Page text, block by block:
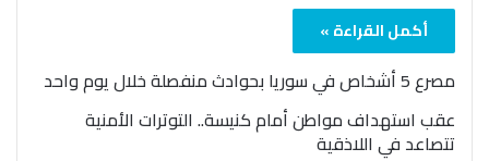
أكمل القراءة »
مصرع 5 أشخاص في سوريا بحوادث منفصلة خلال يوم واحد
عقب استهداف مواطن أمام كنيسة.. التوترات الأمنية
تتصاعد في اللاذقية